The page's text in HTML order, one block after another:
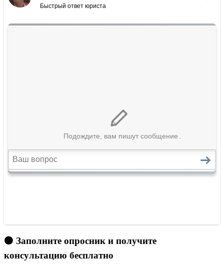
🟠 Заполните опросник и получите
консультацию бесплатно